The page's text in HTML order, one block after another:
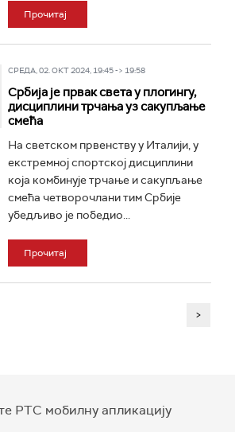
Прочитај
СРЕДА, 02. ОКТ 2024, 19:45 -> 19:58
Србија је првак света у плогингу,
дисциплини трчања уз сакупљање
смећа
На светском првенству у Италији, у
екстремној спортској дисциплини
која комбинује трчање и сакупљање
смећа четворочлани тим Србије
убедљиво је победио...
Прочитај
>
РТС мобилну апликацију